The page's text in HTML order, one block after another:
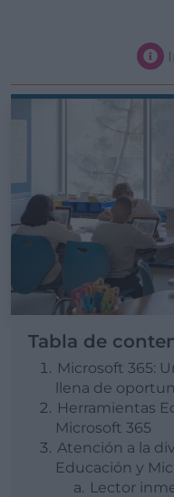
Tabla de
Microsoft 365:
llena de
Herramientas
Microsoft 365
Atención a la
Educación y
Lector